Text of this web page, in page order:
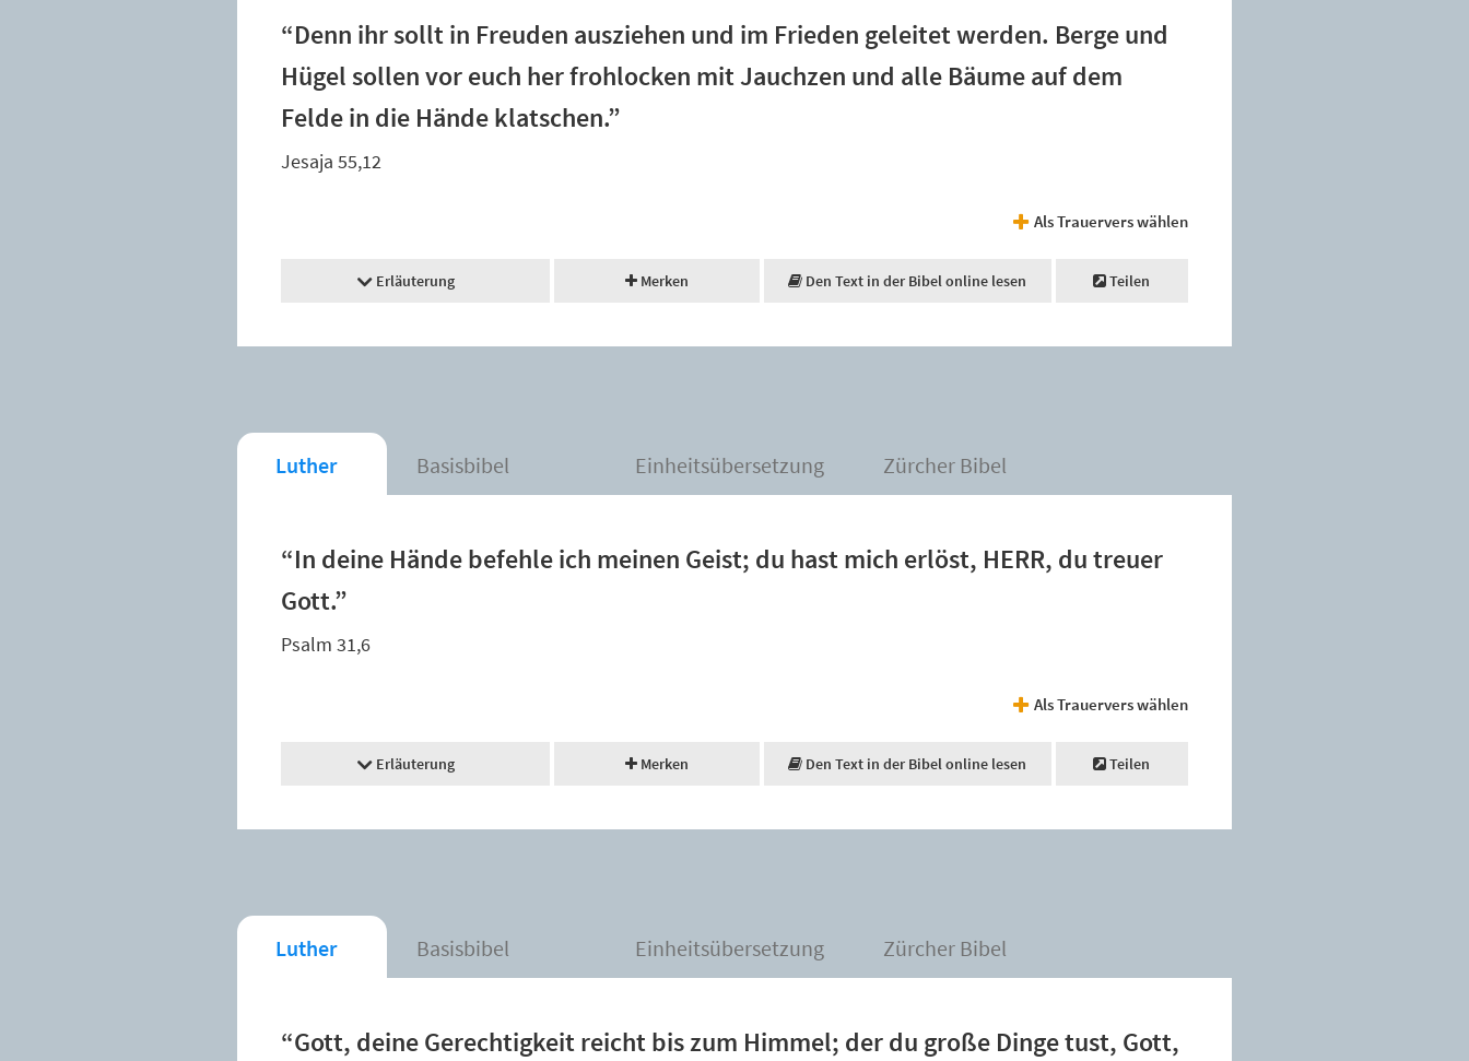
“Denn ihr sollt in Freuden ausziehen und im Frieden geleitet werden. Berge und
Hügel sollen vor euch her frohlocken mit Jauchzen und alle Bäume auf dem
Felde in die Hände klatschen.”
Jesaja 55,12
Als Trauervers wählen
Erläuterung Merken Den Text in der Bibel online lesen Teilen
Luther Basisbibel Einheitsübersetzung Zürcher Bibel
“In deine Hände befehle ich meinen Geist; du hast mich erlöst, HERR, du treuer
Gott.”
Psalm 31,6
Als Trauervers wählen
Erläuterung Merken Den Text in der Bibel online lesen Teilen
Luther Basisbibel Einheitsübersetzung Zürcher Bibel
“Gott, deine Gerechtigkeit reicht bis zum Himmel; der du große Dinge tust, Gott,